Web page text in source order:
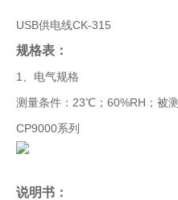
USB供电线CK-315
规格表：
1、电气规格
测量条件：23℃；60%RH；被
CP9000系列
说明书：